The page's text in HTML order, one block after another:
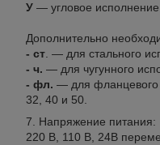
У — угловое
Дополнительно
- ст. — для стального
- ч. — для чугунного
- фл. — для фланцевого
32, 40 и 50.
Напряжение питания:
220 В, 110 В, 24В